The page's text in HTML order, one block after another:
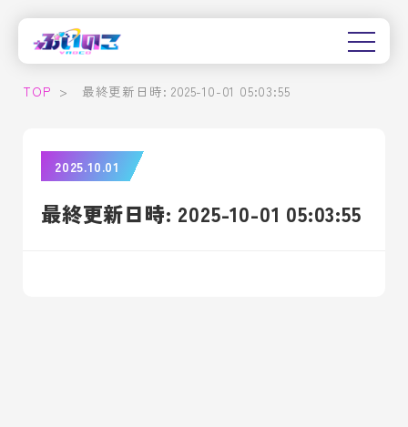
TOP > 最終更新日時: 2025-10-01 05:03:55
2025.10.01
最終更新日時: 2025-10-01 05:03:55